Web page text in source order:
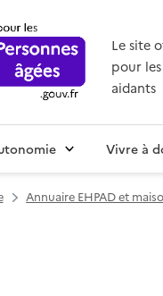
Le site
pour
aidants
Vivre à
Annuaire EHPAD et